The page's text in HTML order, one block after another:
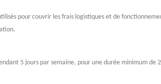
pour couvrir les frais logistiques et de
5 jours par semaine, pour une durée minimum de